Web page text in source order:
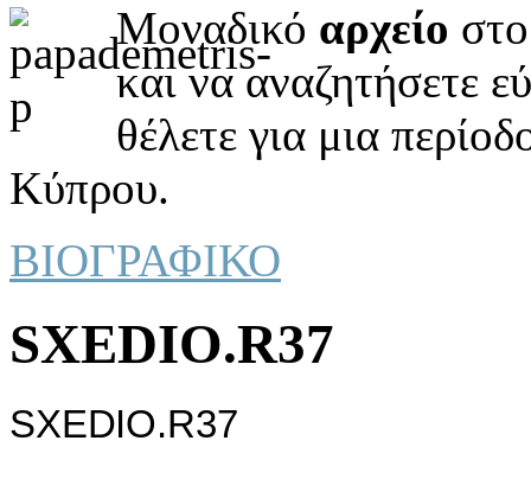
Μοναδικό αρχείο
και να αναζητήσετε
θέλετε για μια
Κύπρου.
ΒΙΟΓΡΑΦΙΚΟ
SXEDIO.R37
SXEDIO.R37